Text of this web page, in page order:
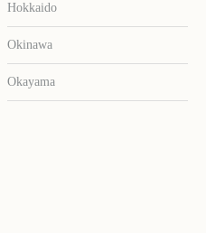
Hokkaido
Okinawa
Okayama